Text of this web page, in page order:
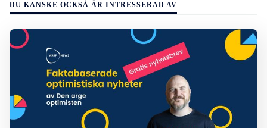
DU KANSKE OCKSÅ ÄR INTRESSERAD AV